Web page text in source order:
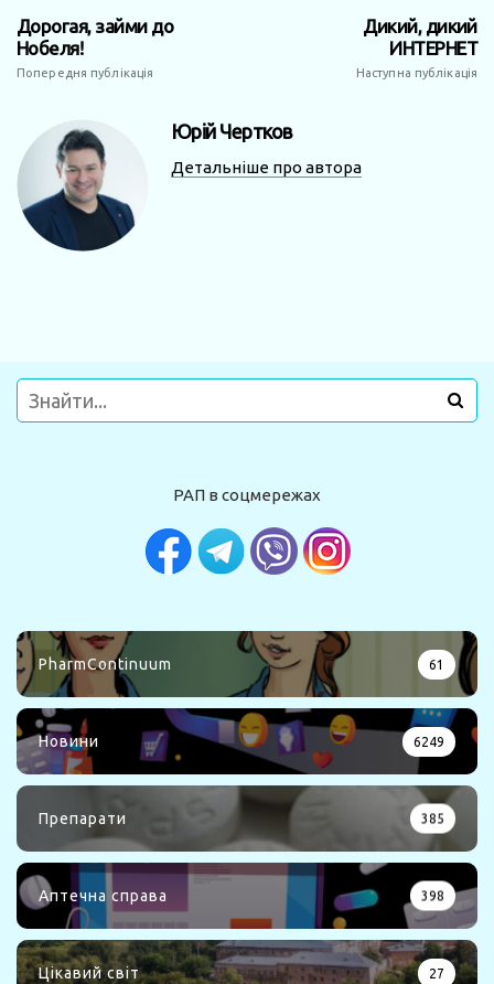
Дорогая, займи до
Нобеля!
Попередня публікація
Дикий, дикий
ИНТЕРНЕТ
Наступна публікація
Юрій Чертков
Детальніше про автора
РАП в соцмережах
PharmContinuum 61
Новини 6249
Препарати 385
Аптечна справа 398
Цікавий світ 27